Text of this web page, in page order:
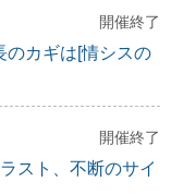
開催終了
のカギは[情シスの
開催終了
スト、不断のサイ